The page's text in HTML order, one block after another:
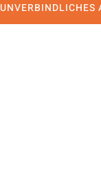
UNVERBINDLICHES